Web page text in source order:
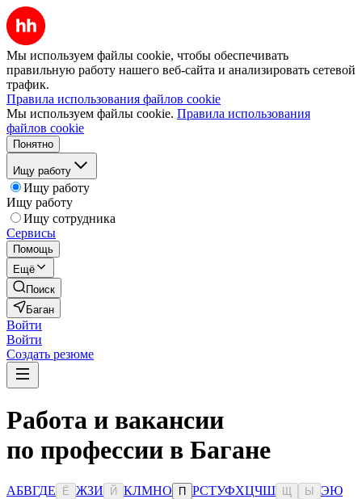
Мы используем файлы cookie, чтобы обеспечивать
правильную работу нашего веб-сайта и анализировать сетевой
трафик.
Правила использования файлов cookie
Мы используем файлы cookie. Правила использования
файлов cookie
Понятно
Ищу работу
Ищу работу
Ищу работу
Ищу сотрудника
Сервисы
Помощь
Ещё
Поиск
Баган
Войти
Войти
Создать резюме
Работа и вакансии
по профессии в Багане
АБВГДЕ Ё ЖЗИ Й КЛМНО П РСТУФХЦЧШ Ы ЭЮ